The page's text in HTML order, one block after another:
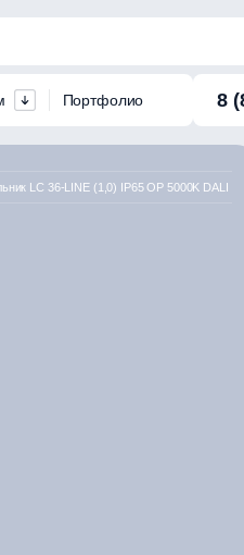
Портфолио 8
LC 36-LINE (1,0) IP65 OP 5000K DALI